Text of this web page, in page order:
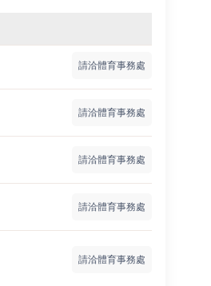
請洽體育事務處
請洽體育事務處
請洽體育事務處
請洽體育事務處
請洽體育事務處